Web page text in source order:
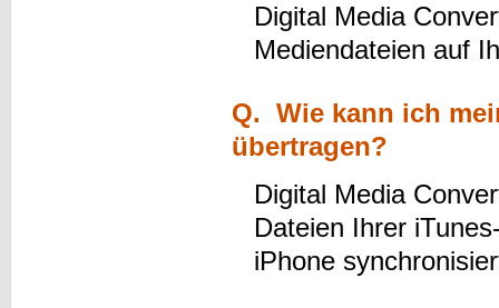
Digital Media
Mediendateien auf
Q. Wie kann ich
übertragen?
Digital Media
Dateien Ihrer
iPhone